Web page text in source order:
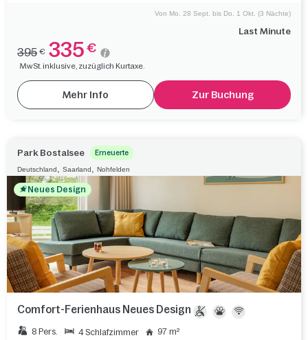
Last Minute
Von Mo. 28 Sept. bis Do. 1 Okt. (3 Nächte)
395 € 335 €
MwSt. inklusive, zuzüglich Kurtaxe.
Mehr Info Zur Buchung
Park Bostalsee Erneuerte
Deutschland , Saarland , Nohfelden
Neues Design
Comfort-Ferienhaus Neues Design
8 Pers. 4 Schlafzimmer 97 m²